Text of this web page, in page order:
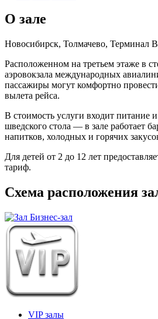
О зале
Новосибирск, Толмачево, Терминал
Расположенном на третьем этаже в
аэровокзала международных
пассажиры могут комфортно
вылета рейса.
В стоимость услуги входит питание
шведского стола — в зале работает
напитков, холодных и горячих
Для детей от 2 до 12 лет
тариф.
Схема расположения
VIP залы